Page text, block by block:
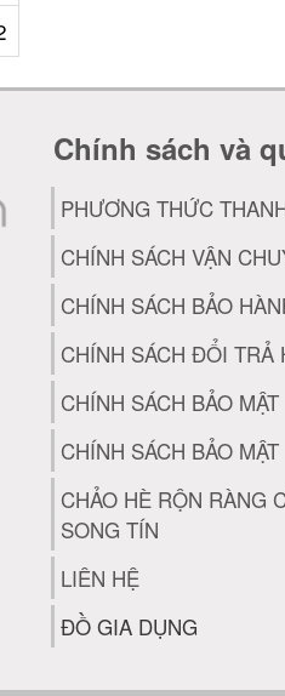
Chính sách và
PHƯƠNG THỨC
CHÍNH SÁCH VẬN
CHÍNH SÁCH BẢO
CHÍNH SÁCH ĐỔI TRẢ
CHÍNH SÁCH BẢO MẬT
CHÍNH SÁCH BẢO MẬT
CHẢO HÈ RỘN RÀNG
SONG TÍN
LIÊN HỆ
ĐỒ GIA DỤNG